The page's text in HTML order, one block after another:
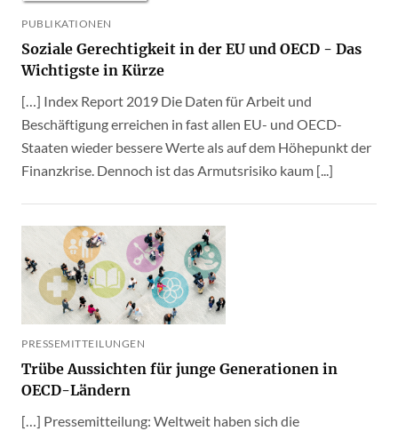
PUBLIKATIONEN
Soziale Gerechtigkeit in der EU und OECD - Das
Wichtigste in Kürze
[…] Index Report 2019 Die Daten für Arbeit und
Beschäftigung erreichen in fast allen EU- und OECD-
Staaten wieder bessere Werte als auf dem Höhepunkt der
Finanzkrise. Dennoch ist das Armutsrisiko kaum [...]
PRESSEMITTEILUNGEN
Trübe Aussichten für junge Generationen in
OECD-Ländern
[…] Pressemitteilung: Weltweit haben sich die